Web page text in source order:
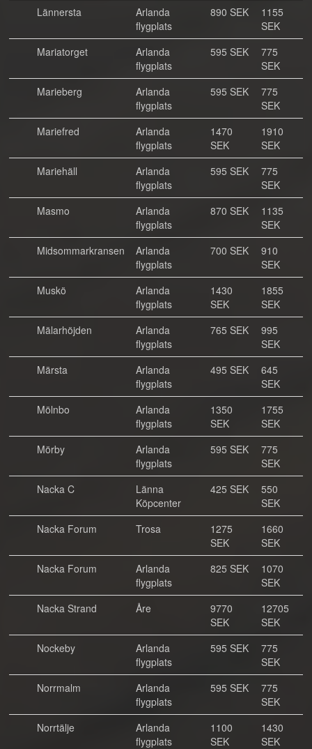
Lännersta
Arlanda
flygplats
890 SEK
1155
SEK
Mariatorget
Arlanda
flygplats
595 SEK
775
SEK
Marieberg
Arlanda
flygplats
595 SEK
775
SEK
Mariefred
Arlanda
flygplats
1470
SEK
1910
SEK
Mariehäll
Arlanda
flygplats
595 SEK
775
SEK
Masmo
Arlanda
flygplats
870 SEK
1135
SEK
Midsommarkransen
Arlanda
flygplats
700 SEK
910
SEK
Muskö
Arlanda
flygplats
1430
SEK
1855
SEK
Mälarhöjden
Arlanda
flygplats
765 SEK
995
SEK
Märsta
Arlanda
flygplats
495 SEK
645
SEK
Mölnbo
Arlanda
flygplats
1350
SEK
1755
SEK
Mörby
Arlanda
flygplats
595 SEK
775
SEK
Nacka C
Länna
Köpcenter
425 SEK
550
SEK
Nacka Forum
Trosa
1275
SEK
1660
SEK
Nacka Forum
Arlanda
flygplats
825 SEK
1070
SEK
Nacka Strand
Åre
9770
SEK
12705
SEK
Nockeby
Arlanda
flygplats
595 SEK
775
SEK
Norrmalm
Arlanda
flygplats
595 SEK
775
SEK
Norrtälje
Arlanda
flygplats
1100
SEK
1430
SEK